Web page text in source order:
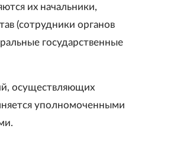
их начальники,
(сотрудники органов
государственные
осуществляющих
уполномоченными